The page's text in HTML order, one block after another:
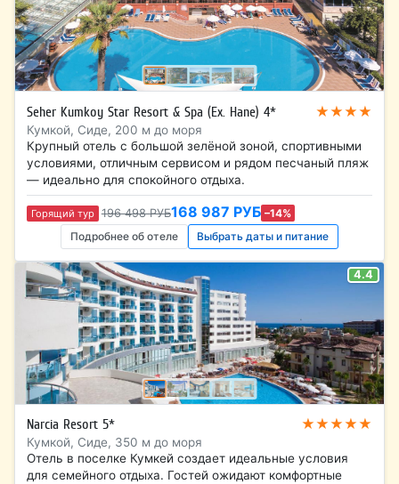
Seher Kumkoy Star Resort & Spa (Ex. Hane) 4* ★★★★
Кумкой, Сиде, 200 м до моря
Крупный отель с большой зелёной зоной, спортивными
условиями, отличным сервисом и рядом песчаный пляж
— идеально для спокойного отдыха.
Горящий тур 196 498 РУБ168 987 РУБ –14%
Подробнее об отеле
Выбрать даты и питание
4.4
Narcia Resort 5* ★★★★★
Кумкой, Сиде, 350 м до моря
Отель в поселке Кумкей создает идеальные условия
для семейного отдыха. Гостей ожидают комфортные